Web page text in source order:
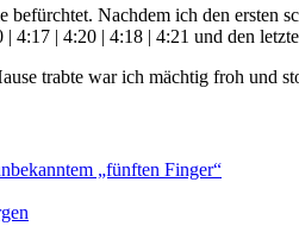
Nachdem ich den
4:17 | 4:20 | 4:18 | 4:21 und den
trabte war ich mächtig froh und
„fünften Finger“